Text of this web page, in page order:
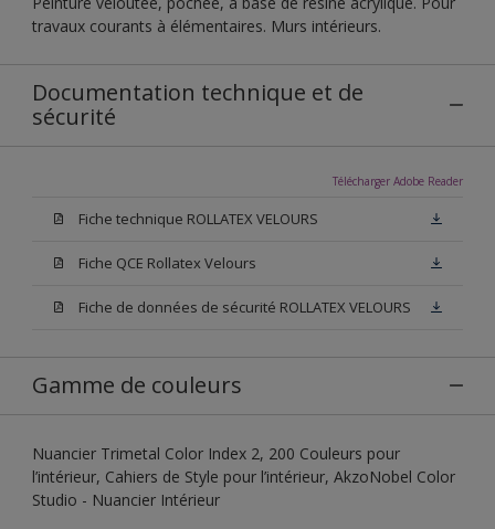
travaux courants à élémentaires. Murs intérieurs.
Documentation technique et de
sécurité
Télécharger Adobe Reader
Fiche technique ROLLATEX VELOURS
Fiche QCE Rollatex Velours
Fiche de données de sécurité ROLLATEX VELOURS
Gamme de couleurs
Nuancier Trimetal Color Index 2, 200 Couleurs pour
l’intérieur, Cahiers de Style pour l’intérieur, AkzoNobel Color
Studio - Nuancier Intérieur